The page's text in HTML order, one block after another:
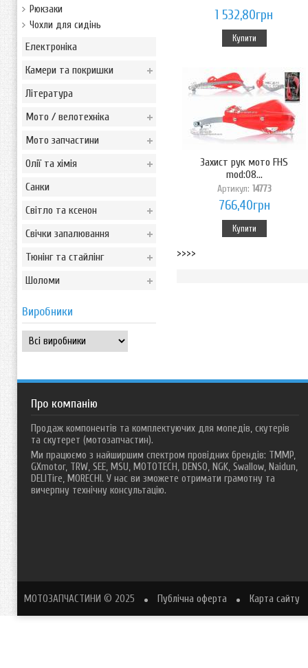
Рюкзаки
Чохли для сидінь
Електроніка
Камери та покришки
Література
Мото / велотехніка
Мото запчастини
Олії та хімія
Санки
Світло та ксенон
Свічки запалювання
Тюнінг та стайлінг
Шоломи
Виробники
1 532,80грн
Купити
Захист рук мото FHS
mod:08...
Артикул: 14773
766,40грн
Купити
>>>>
Про компанію
Продаж компонентів та комплектуючих для мопедів, скутерів
та скутерет (мотозапчастин).
Ми працюємо з найширшим спектром провідних брендів: TMMP,
GXmotor, TRW, SEE, MSU, MOTOTECH, DENSO, NGK, Swallow, Naidun,
DELITire, MORECHI. У нас ви зможете отримати грамотну та
вичерпну технічну консультацію.
МОТОЗАПЧАСТИНИ © 2025 Публічна оферта Карта сайту